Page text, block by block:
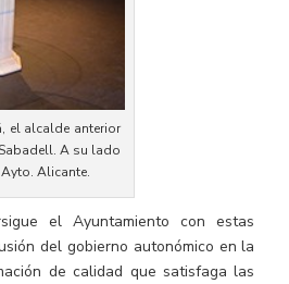
el alcalde anterior
A su lado
Alicante.
el Ayuntamiento con estas
del gobierno autonómico en la
de calidad que satisfaga las